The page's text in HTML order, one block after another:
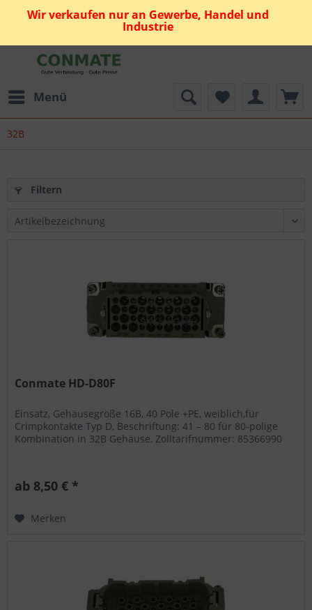
Wir verkaufen nur an Gewerbe, Handel und
Industrie
Menü
32B
Filtern
Conmate HD-D80F
Einsatz, Gehäusegröße 16B, 40 Pole +PE, weiblich,für
Crimpkontakte Typ D, Beschriftung: 41 – 80 für 80-polige
Kombination in 32B Gehäuse, Zolltarifnummer: 85366990
ab 8,50 € *
Merken